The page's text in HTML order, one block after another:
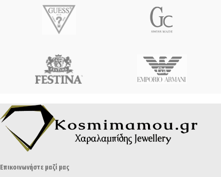
Επικοινωνήστε μαζί μας